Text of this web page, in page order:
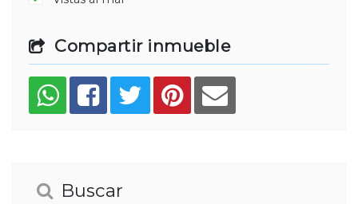
Compartir inmueble
Buscar